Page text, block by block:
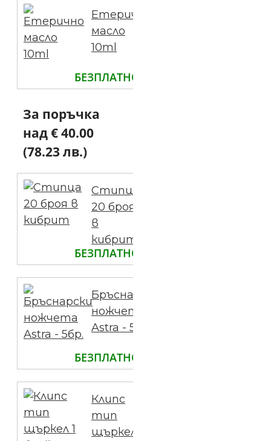
Етерично
масло
10ml
БЕЗПЛАТНО
За поръчка
над € 40.00
(78.23 лв.)
Стипца
20 броя
в
кибрит
БЕЗПЛАТНО
Бръснарски
ножчета
Astra - 5бр.
БЕЗПЛАТНО
Клипс
тип
щъркел